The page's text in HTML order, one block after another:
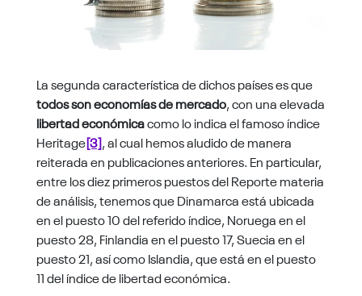
La segunda característica de dichos países es que
todos son economías de mercado, con una elevada
libertad económicacomo lo indica el famoso índice
Heritage[3], al cual hemos aludido de manera
reiterada en publicaciones anteriores. En particular,
entre los diez primeros puestos del Reporte materia
de análisis, tenemos que Dinamarca está ubicada
en el puesto 10 del referido índice, Noruega en el
puesto 28, Finlandia en el puesto 17, Suecia en el
puesto 21, así como Islandia, que está en el puesto
11 del índice de libertad económica.